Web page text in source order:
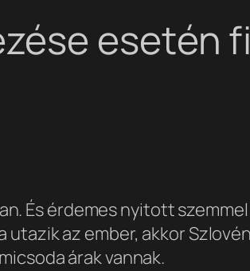
esetén
És érdemes nyitott
az ember, akkor
árak vannak.